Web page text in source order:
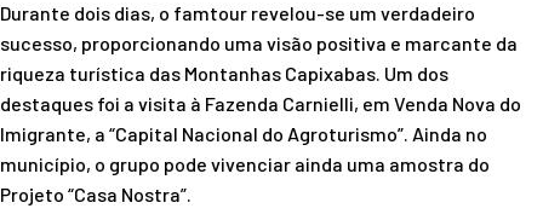
Durante dois dias, o famtour revelou-se um verdadeiro
sucesso, proporcionando uma visão positiva e marcante da
riqueza turística das Montanhas Capixabas. Um dos
destaques foi a visita à Fazenda Carnielli, em Venda Nova do
Imigrante, a “Capital Nacional do Agroturismo”. Ainda no
município, o grupo pode vivenciar ainda uma amostra do
Projeto “Casa Nostra”.